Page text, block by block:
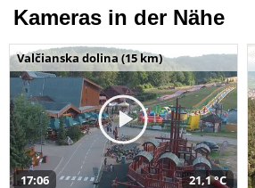
Kameras in der Nähe
Valčianska dolina (15 km)
17:06 21,1 °C